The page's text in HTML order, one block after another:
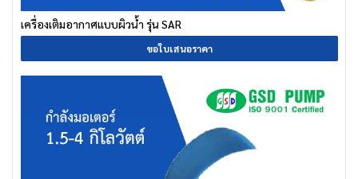
เครื่องเติมอากาศแบบผิวน้ำ รุ่น SAR
ขอใบเสนอราคา